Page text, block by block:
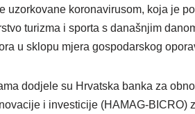
uzorkovane koronavirusom, koja je
turizma i sporta s današnjim
u sklopu mjera gospodarskog
dodjele su Hrvatska banka za
i investicije (HAMAG-